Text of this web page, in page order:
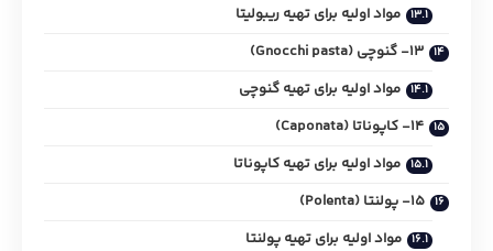
مواد اولیه برای تهیه ریبولیتا
13- گنوچی (Gnocchi pasta)
مواد اولیه برای تهیه گنوچی
14- کاپوناتا (Caponata)
مواد اولیه برای تهیه کاپوناتا
15- پولنتا (Polenta)
مواد اولیه برای تهیه پولنتا